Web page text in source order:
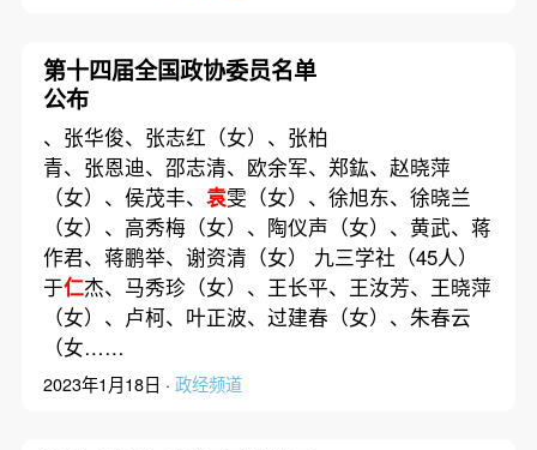
第十四届全国政协委员名单
公布
、张华俊、张志红（女）、张柏
青、张恩迪、邵志清、欧余军、郑鈜、赵晓萍
（女）、侯茂丰、 袁雯（女）、徐旭东、徐晓兰
（女）、高秀梅（女）、陶仪声（女）、黄武、蒋
作君、蒋鹏举、谢资清（女） 九三学社（45人）
于仁杰、马秀珍（女）、王长平、王汝芳、王晓萍
（女）、卢柯、叶正波、过建春（女）、朱春云
（女……
2023年1月18日 · 政经频道